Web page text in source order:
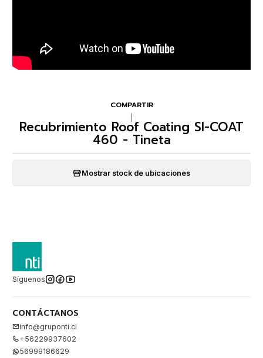
COMPARTIR
Recubrimiento Roof Coating SI-COAT
460 - Tineta
Mostrar stock de ubicaciones
Síguenos
CONTÁCTANOS
info@gruponti.cl
+56229937602
56999186629